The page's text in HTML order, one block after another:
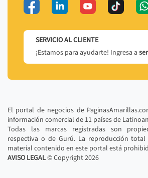
SERVICIO AL CLIENTE
¡Estamos para ayudarte! Ingresa a
El portal de negocios de
información comercial de 11 países de
Todas las marcas registradas son
respectiva o de Gurú. La reproducción
material contenido en este portal está
AVISO LEGAL© Copyright2026